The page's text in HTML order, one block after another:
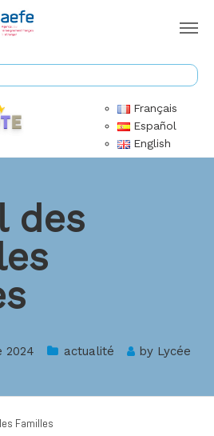
Français
Español
English
des
2024 actualité by Lycée
Familles